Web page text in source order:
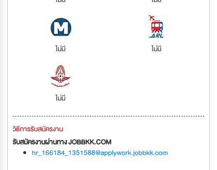
ไม่มี ไม่มี
ไม่มี
วิธีการรับสมัครงาน
รับสมัครงานผ่านทาง JOBBKK.COM
hr_166184_1351588@applywork.jobbkk.com